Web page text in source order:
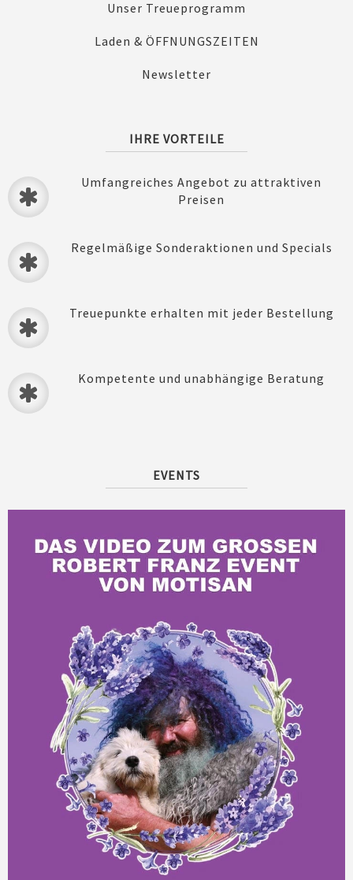
Unser Treueprogramm
Laden & ÖFFNUNGSZEITEN
Newsletter
IHRE VORTEILE
Umfangreiches Angebot zu attraktiven
Preisen
Regelmäßige Sonderaktionen und Specials
Treuepunkte erhalten mit jeder Bestellung
Kompetente und unabhängige Beratung
EVENTS